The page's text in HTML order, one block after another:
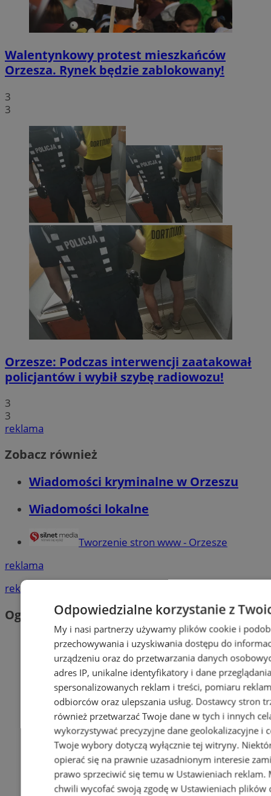
Walentynkowy protest mieszkańców
Orzesza. Rynek będzie zablokowany!
3
3
Orzesze: Podczas interwencji zaatakował
policjantów i wybił szybę radiowozu!
3
3
reklama
Zobacz również
Wiadomości kryminalne w Orzeszu
Wiadomości lokalne
Tworzenie stron www - Orzesze
reklama
reklama
OgłoszeniaOdpowiedzialne korzystanie z
My i nasi partnerzy używamy plików cookie i
przechowywania i uzyskiwania dostępu do
urządzeniu oraz do przetwarzania danych
adres IP, unikalne identyfikatory i dane
spersonalizowanych reklam i treści, pomiaru
odbiorców oraz ulepszania usług. Dostawcy stron
również przetwarzać Twoje dane w tych i innych
wykorzystywać precyzyjne dane geolokalizacyjne i
Twoje wybory dotyczą wyłącznie tej witryny.
opierać się na prawnie uzasadnionym interesie
prawo sprzeciwić się temu w Ustawieniach reklam.
chwili wycofać swoją zgodę w Ustawieniach plików